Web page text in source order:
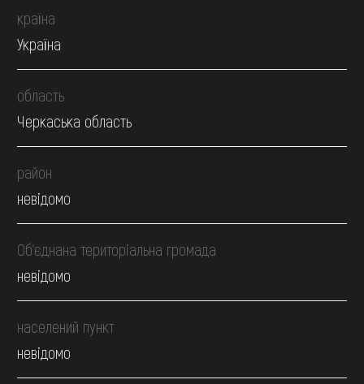
країна
Україна
область
Черкаська область
район
невідомо
Об’єднана територіальна громада
невідомо
населений пункт
невідомо